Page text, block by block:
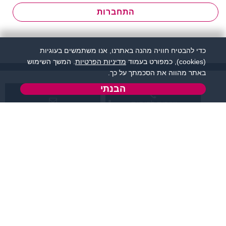
התחברות
שירות לקוחות:
כדי להבטיח חוויה מהנה באתרנו, אנו משתמשים בעוגיות
(cookies), כמפורט בעמוד
מדיניות הפרטיות . המשך השימוש
באתר מהווה את הסכמתך על כך.
הבנתי